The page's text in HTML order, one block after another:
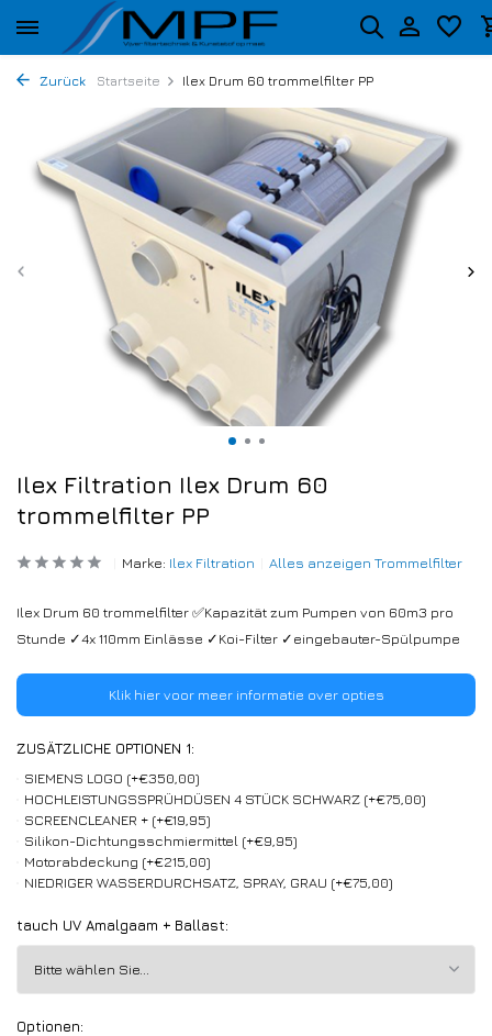
Zurück Startseite Ilex Drum 60 trommelfilter PP
Ilex Filtration Ilex Drum 60
trommelfilter PP
Marke: Ilex Filtration Alles anzeigen Trommelfilter
Ilex Drum 60 trommelfilter ✅Kapazität zum Pumpen von 60m3 pro
Stunde ✓4x 110mm Einlässe ✓Koi-Filter ✓eingebauter-Spülpumpe
Klik hier voor meer informatie over opties
ZUSÄTZLICHE OPTIONEN 1:
SIEMENS LOGO (+€350,00)
HOCHLEISTUNGSSPRÜHDÜSEN 4 STÜCK SCHWARZ (+€75,00)
SCREENCLEANER + (+€19,95)
Silikon-Dichtungsschmiermittel (+€9,95)
Motorabdeckung (+€215,00)
NIEDRIGER WASSERDURCHSATZ, SPRAY, GRAU (+€75,00)
tauch UV Amalgaam + Ballast:
Optionen: